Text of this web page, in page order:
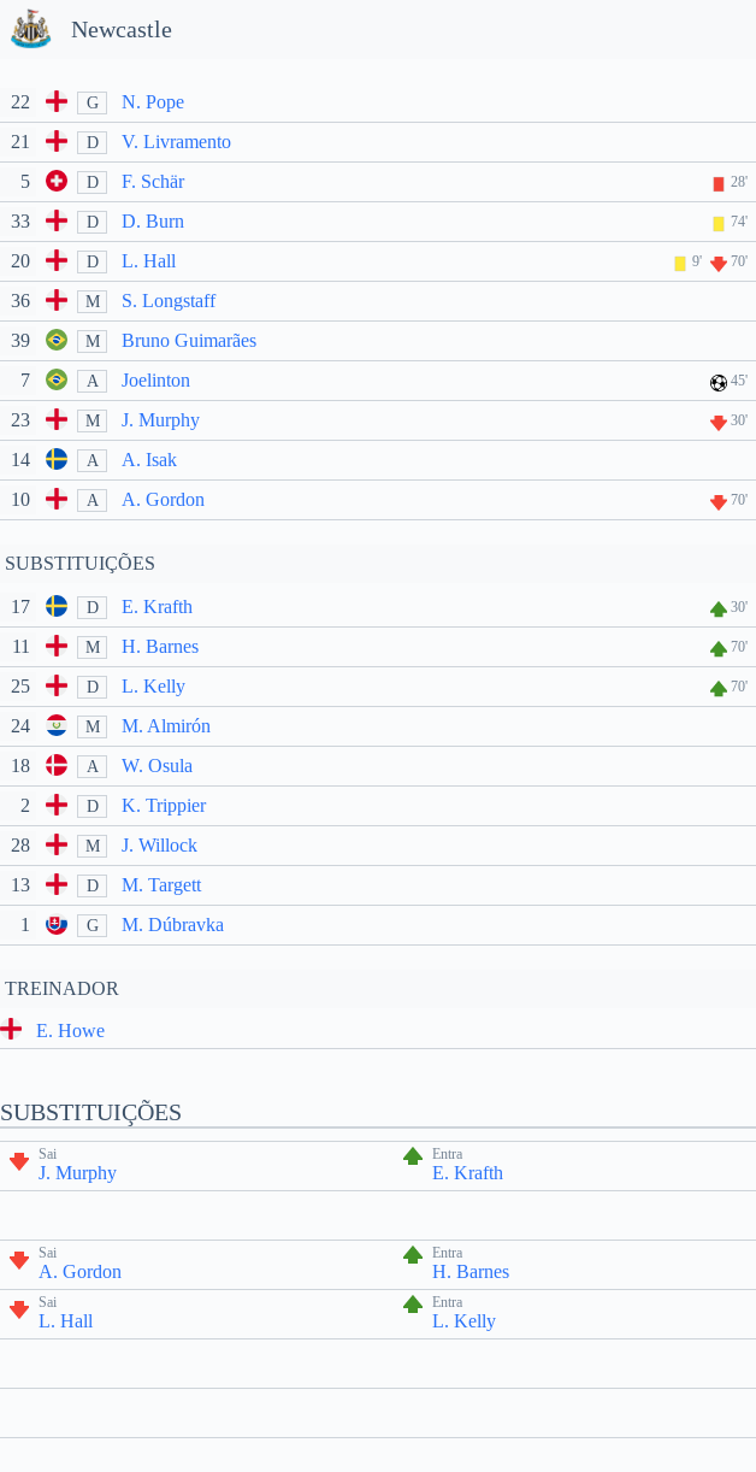
Newcastle
22 G N. Pope
21 D V. Livramento
5 D F. Schär 28'
33 D D. Burn 74'
20 D L. Hall 9' 70'
36 M S. Longstaff
39 M Bruno Guimarães
7 A Joelinton 45'
23 M J. Murphy 30'
14 A A. Isak
10 A A. Gordon 70'
SUBSTITUIÇÕES
17 D E. Krafth 30'
11 M H. Barnes 70'
25 D L. Kelly 70'
24 M
M. Almirón
18
A
W. Osula
2
D
K. Trippier
28
M
J. Willock
13
D
M. Targett
1
G M. Dúbravka
TREINADOR
E. Howe
SUBSTITUIÇÕES
Sai
J. Murphy
Entra
E. Krafth
Sai
A. Gordon
Entra
H. Barnes
Sai
L. Hall
Entra
L. Kelly